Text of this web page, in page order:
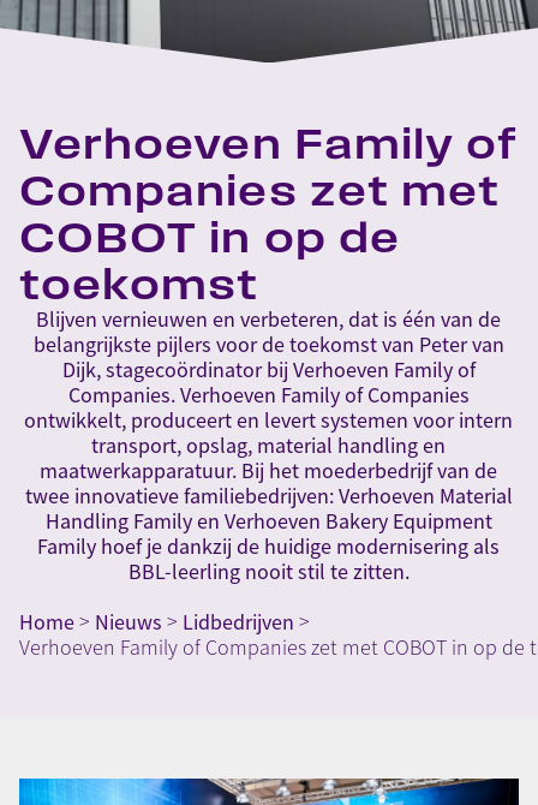
CONTACT
Home> Nieuws > Lidbedrijven >
Verhoeven Family of Companies zet met COBOT in op de
Verhoeven Family of
Companies zet met
COBOT in op de
toekomst
Blijven vernieuwen en verbeteren, dat is één van de
belangrijkste pijlers voor de toekomst van Peter van
Dijk, stagecoördinator bij Verhoeven Family of
Companies. Verhoeven Family of Companies
ontwikkelt, produceert en levert systemen voor intern
transport, opslag, material handling en
maatwerkapparatuur. Bij het moederbedrijf van de
twee innovatieve familiebedrijven: Verhoeven Material
Handling Family en Verhoeven Bakery Equipment
Family hoef je dankzij de huidige modernisering als
BBL-leerling nooit stil te zitten.